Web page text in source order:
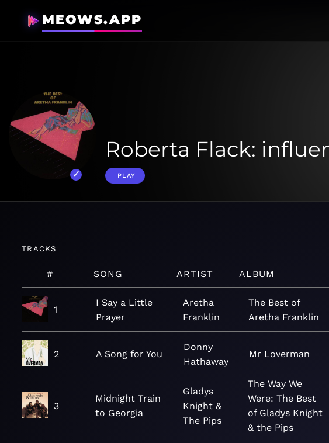
MEOWS.APP
Roberta Flack:
PLAY
TRACKS
# SONG ARTIST ALBUM
1
I Say a Little
Prayer
Aretha
Franklin
The Best of
Aretha Franklin
2 A Song for You
Donny
Hathaway
Mr Loverman
3
Midnight Train
to Georgia
Gladys
Knight &
The Pips
The Way We
Were: The Best
of Gladys Knight
& the Pips